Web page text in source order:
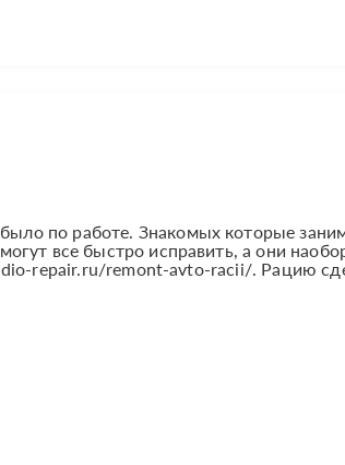
по работе. Знакомых которые
все быстро исправить, а они
repair.ru/remont-avto-racii/. Рацию